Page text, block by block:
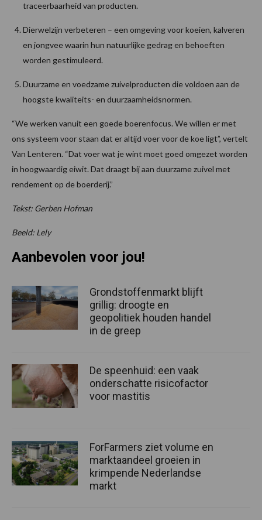
traceerbaarheid van producten.
Dierwelzijn verbeteren – een omgeving voor koeien, kalveren
en jongvee waarin hun natuurlijke gedrag en behoeften
worden gestimuleerd.
Duurzame en voedzame zuivelproducten die voldoen aan de
hoogste kwaliteits- en duurzaamheidsnormen.
“We werken vanuit een goede boerenfocus. We willen er met
ons systeem voor staan dat er altijd voer voor de koe ligt”, vertelt
Van Lenteren. “Dat voer wat je wint moet goed omgezet worden
in hoogwaardig eiwit. Dat draagt bij aan duurzame zuivel met
rendement op de boerderij.”
Tekst: Gerben Hofman
Beeld: Lely
Aanbevolen voor jou!
Grondstoffenmarkt blijft
grillig: droogte en
geopolitiek houden handel
in de greep
De speenhuid: een vaak
onderschatte risicofactor
voor mastitis
ForFarmers ziet volume en
marktaandeel groeien in
krimpende Nederlandse
markt